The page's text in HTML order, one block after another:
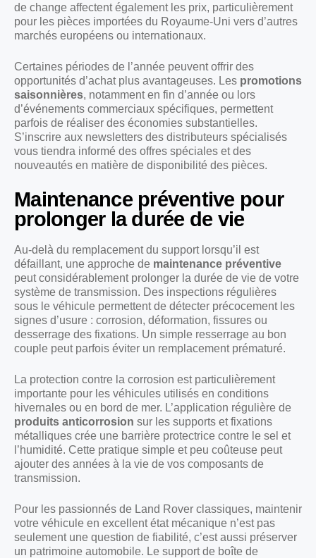
de change affectent également les prix, particulièrement
pour les pièces importées du Royaume-Uni vers d’autres
marchés européens ou internationaux.
Certaines périodes de l’année peuvent offrir des
opportunités d’achat plus avantageuses. Les promotions
saisonnières, notamment en fin d’année ou lors
d’événements commerciaux spécifiques, permettent
parfois de réaliser des économies substantielles.
S’inscrire aux newsletters des distributeurs spécialisés
vous tiendra informé des offres spéciales et des
nouveautés en matière de disponibilité des pièces.
Maintenance préventive pour
prolonger la durée de vie
Au-delà du remplacement du support lorsqu’il est
défaillant, une approche de maintenance préventive
peut considérablement prolonger la durée de vie de votre
système de transmission. Des inspections régulières
sous le véhicule permettent de détecter précocement les
signes d’usure : corrosion, déformation, fissures ou
desserrage des fixations. Un simple resserrage au bon
couple peut parfois éviter un remplacement prématuré.
La protection contre la corrosion est particulièrement
importante pour les véhicules utilisés en conditions
hivernales ou en bord de mer. L’application régulière de
produits anticorrosion sur les supports et fixations
métalliques crée une barrière protectrice contre le sel et
l’humidité. Cette pratique simple et peu coûteuse peut
ajouter des années à la vie de vos composants de
transmission.
Pour les passionnés de Land Rover classiques, maintenir
votre véhicule en excellent état mécanique n’est pas
seulement une question de fiabilité, c’est aussi préserver
un patrimoine automobile. Le support de boîte de